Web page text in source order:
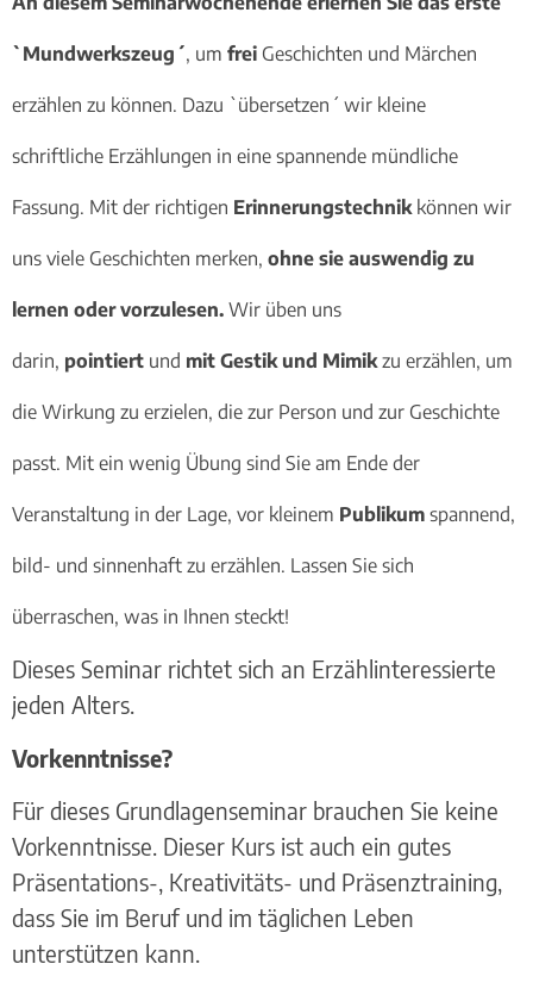
`Mundwerkszeug´, um frei Geschichten und Märchen
erzählen zu können. Dazu `übersetzen´ wir kleine
schriftliche Erzählungen in eine spannende mündliche
Fassung. Mit der richtigen Erinnerungstechnik können wir
uns viele Geschichten merken, ohne sie auswendig zu
lernen oder vorzulesen. Wir üben uns
darin, pointiert und mit Gestik und Mimikzu erzählen, um
die Wirkung zu erzielen, die zur Person und zur Geschichte
passt. Mit ein wenig Übung sind Sie am Ende der
Veranstaltung in der Lage, vor kleinem Publikum spannend,
bild- und sinnenhaft zu erzählen. Lassen Sie sich
überraschen, was in Ihnen steckt!
Dieses Seminar richtet sich an Erzählinteressierte
jeden Alters.
Vorkenntnisse?
Für dieses Grundlagenseminar brauchen Sie keine
Vorkenntnisse. Dieser Kurs ist auch ein gutes
Präsentations-, Kreativitäts- und Präsenztraining,
dass Sie im Beruf und im täglichen Leben
unterstützen kann.